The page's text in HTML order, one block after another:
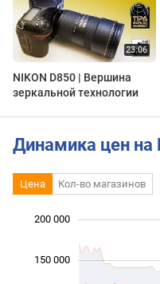
NIKON D850 | Вершина
зеркальной технологии
Динамика цен на
Цена Кол-во магазинов
150 000
200 000